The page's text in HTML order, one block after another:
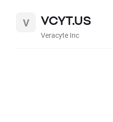
VCYT.US
Veracyte Inc